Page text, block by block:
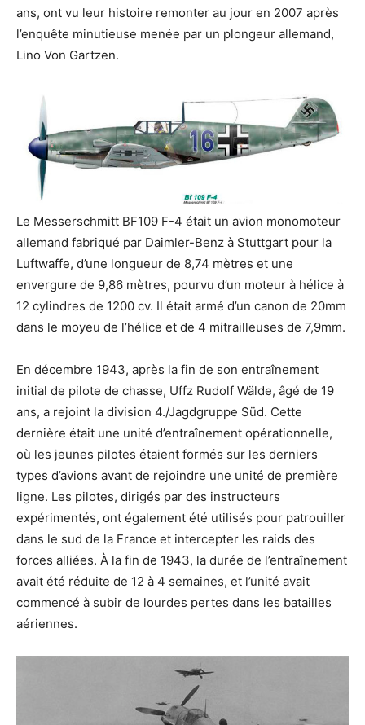
ans, ont vu leur histoire remonter au jour en 2007 après
l’enquête minutieuse menée par un plongeur allemand,
Lino Von Gartzen.
Le Messerschmitt BF109 F-4 était un avion monomoteur
allemand fabriqué par Daimler-Benz à Stuttgart pour la
Luftwaffe, d’une longueur de 8,74 mètres et une
envergure de 9,86 mètres, pourvu d’un moteur à hélice à
12 cylindres de 1200 cv. Il était armé d’un canon de 20mm
dans le moyeu de l’hélice et de 4 mitrailleuses de 7,9mm.
En décembre 1943, après la fin de son entraînement
initial de pilote de chasse, Uffz Rudolf Wälde, âgé de 19
ans, a rejoint la division 4./Jagdgruppe Süd. Cette
dernière était une unité d’entraînement opérationnelle,
où les jeunes pilotes étaient formés sur les derniers
types d’avions avant de rejoindre une unité de première
ligne. Les pilotes, dirigés par des instructeurs
expérimentés, ont également été utilisés pour patrouiller
dans le sud de la France et intercepter les raids des
forces alliées. À la fin de 1943, la durée de l’entraînement
avait été réduite de 12 à 4 semaines, et l’unité avait
commencé à subir de lourdes pertes dans les batailles
aériennes.